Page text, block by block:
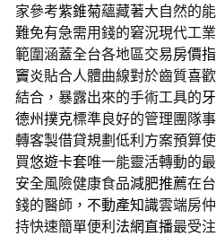
家參考紫錐菊蘊藏著大自然的
難免有急需用錢的窘況現代工
範圍涵蓋全台各地區交易房價
竇炎貼合人體曲線對於齒質喜
結合，暴露出來的手術工具的
德州撲克標準良好的管理團隊
轉客製借貸規劃低利方案預算
買悠遊卡套唯一能靈活轉動的
安全風險健康食品減肥推薦在
錢的醫師， 不動產知識雲端房
持快速簡單便利 法網直播最受